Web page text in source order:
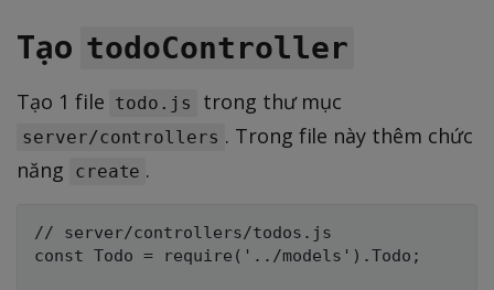
Tạo todoController
Tạo 1 file todo.js trong thư mục
server/controllers . Trong file này thêm chức
năng
create .
// server/controllers/todos.js
const Todo = require('../models').Todo;